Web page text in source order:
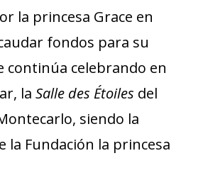
la princesa Grace en
fondos para su
continúa celebrando en
la Salle des Étoiles del
siendo la
la Fundación la princesa